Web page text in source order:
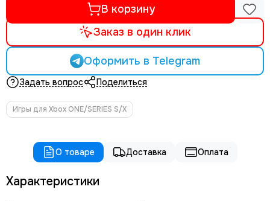
В корзину
Заказ в один клик
Оформить в Telegram
Задать вопрос Поделиться
Игры для Xbox ONE/SERIES S/X
О товаре Доставка Оплата
Характеристики